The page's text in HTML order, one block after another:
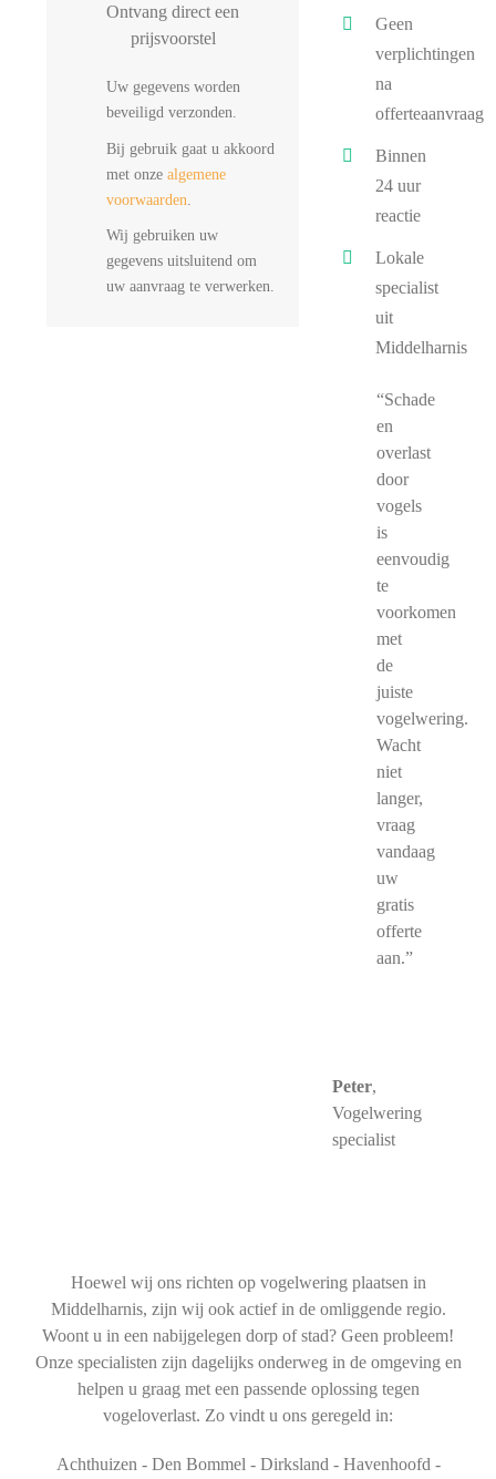
Ontvang direct een
prijsvoorstel
Uw gegevens worden
beveiligd verzonden.
Bij gebruik gaat u akkoord
met onze algemene
voorwaarden
Wij gebruiken uw
gegevens uitsluitend om
uw aanvraag te verwerken.
Geen
verplichtingen
na
offerteaanvraag
Binnen
24 uur
reactie
Lokale
specialist
uit
Middelharnis
“Schade
en
overlast
door
vogels
is
eenvoudig
te
voorkomen
met
de
juiste
vogelwering.
Wacht
niet
langer,
vraag
vandaag
uw
gratis
offerte
aan.”
Peter,
Vogelwering
specialist
Hoewel wij ons richten op vogelwering plaatsen in
Middelharnis, zijn wij ook actief in de omliggende regio.
Woont u in een nabijgelegen dorp of stad? Geen probleem!
Onze specialisten zijn dagelijks onderweg in de omgeving en
helpen u graag met een passende oplossing tegen
vogeloverlast. Zo vindt u ons geregeld in:
Achthuizen - Den Bommel - Dirksland - Havenhoofd -